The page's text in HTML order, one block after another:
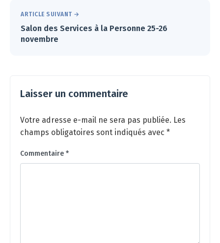
ARTICLE SUIVANT →
Salon des Services à la Personne 25-26
novembre
Laisser un commentaire
Votre adresse e-mail ne sera pas publiée. Les
champs obligatoires sont indiqués avec *
Commentaire *